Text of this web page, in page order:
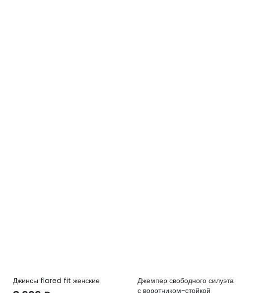
Джинсы flared fit женские
Джемпер свободного силуэта
с воротником-стойкой